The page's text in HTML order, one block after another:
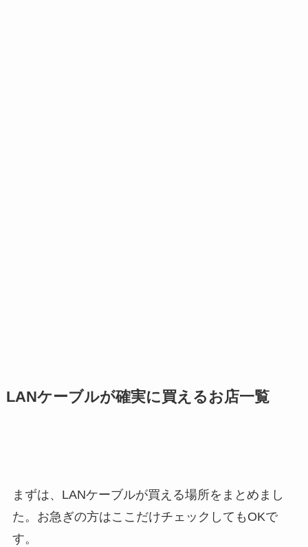
LANケーブルが確実に買えるお店一覧
まずは、LANケーブルが買える場所をまとめまし
た。お急ぎの方はここだけチェックしてもOKで
す。